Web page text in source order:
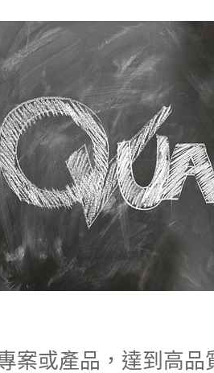
案或產品，達到高